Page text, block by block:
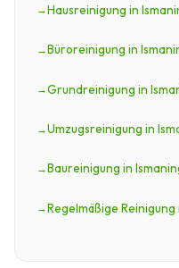
Hausreinigung in
Büroreinigung in
Grundreinigung in
Umzugsreinigung in
Baureinigung in
Regelmäßige Reinigung